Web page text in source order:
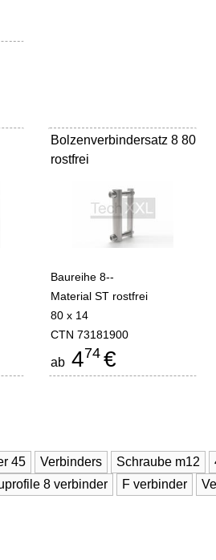
Bolzenverbindersatz 8 80
rostfrei
Baureihe 8--
Material ST rostfrei
80 x 14
CTN 73181900
ab 474 €
45 Verbinders Schraube m12
8 verbinder F verbinder